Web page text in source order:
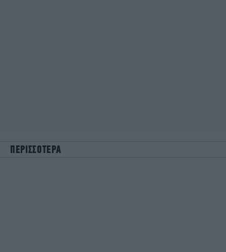
ΠΕΡΙΣΣΟΤΕΡΑ